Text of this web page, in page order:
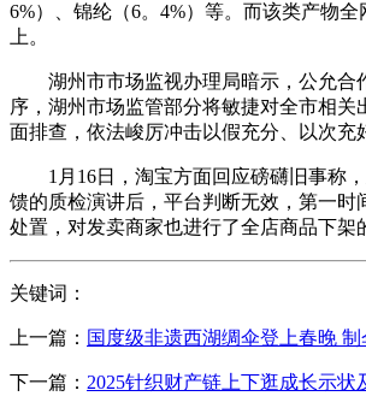
6%）、锦纶（6。4%）等。而该类产物全
上。
湖州市市场监视办理局暗示，公允合
序，湖州市场监管部分将敏捷对全市相关
面排查，依法峻厉冲击以假充分、以次充
1月16日，淘宝方面回应磅礴旧事称，
馈的质检演讲后，平台判断无效，第一时
处置，对发卖商家也进行了全店商品下架
关键词：
上一篇： 国度级非遗西湖绸伞登上春晚
下一篇： 2025针织财产链上下逛成长示状